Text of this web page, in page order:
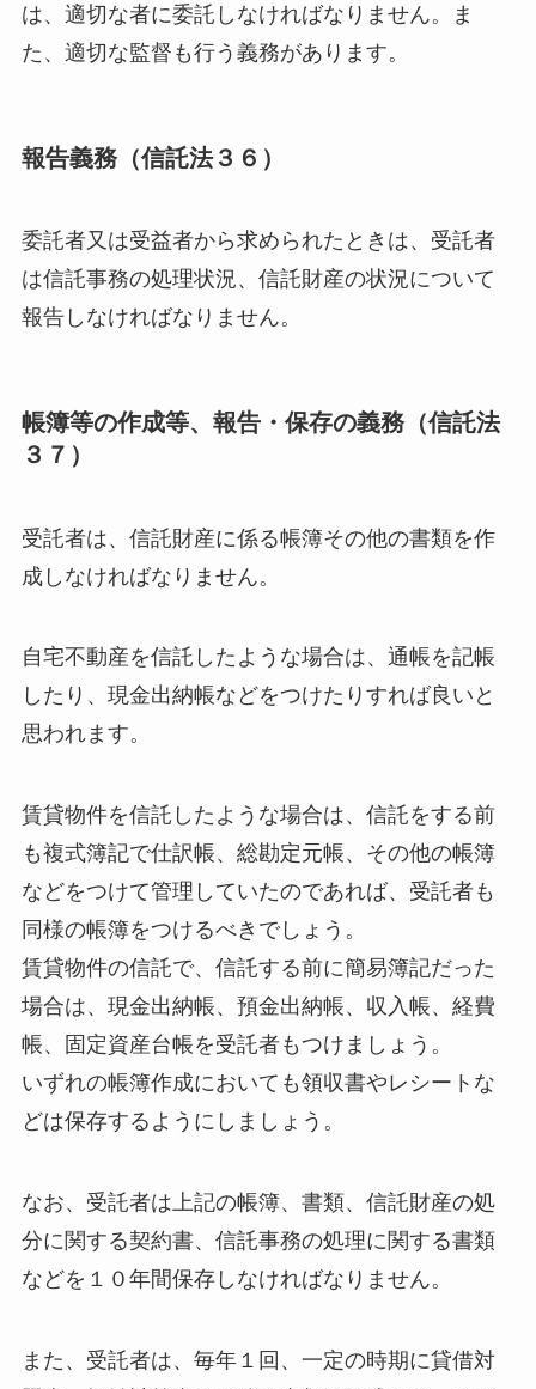
は、適切な者に委託しなければなりません。ま
た、適切な監督も行う義務があります。
報告義務（信託法３６）
委託者又は受益者から求められたときは、受託者
は信託事務の処理状況、信託財産の状況について
報告しなければなりません。
帳簿等の作成等、報告・保存の義務（信託法
３７）
受託者は、信託財産に係る帳簿その他の書類を作
成しなければなりません。
自宅不動産を信託したような場合は、通帳を記帳
したり、現金出納帳などをつけたりすれば良いと
思われます。
賃貸物件を信託したような場合は、信託をする前
も複式簿記で仕訳帳、総勘定元帳、その他の帳簿
などをつけて管理していたのであれば、受託者も
同様の帳簿をつけるべきでしょう。
賃貸物件の信託で、信託する前に簡易簿記だった
場合は、現金出納帳、預金出納帳、収入帳、経費
帳、固定資産台帳を受託者もつけましょう。
いずれの帳簿作成においても領収書やレシートな
どは保存するようにしましょう。
なお、受託者は上記の帳簿、書類、信託財産の処
分に関する契約書、信託事務の処理に関する書類
などを１０年間保存しなければなりません。
また、受託者は、毎年１回、一定の時期に貸借対